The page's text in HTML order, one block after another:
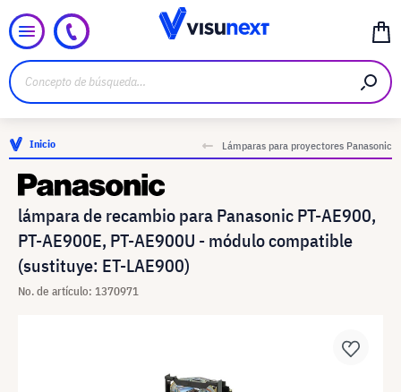
Inicio Lámparas para proyectores Panasonic
lámpara de recambio para Panasonic PT-AE900,
PT-AE900E, PT-AE900U - módulo compatible
(sustituye: ET-LAE900)
No. de artículo: 1370971